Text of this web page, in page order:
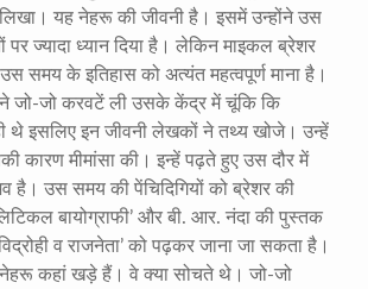
लिखा। यह नेहरू की जीवनी है। इसमें उन्होंने उस
ज्यादा ध्यान दिया है। लेकिन माइकल ब्रेशर
समय के इतिहास को अत्यंत महत्वपूर्ण माना है।
ने जो-जो करवटें ली उसके केंद्र में चूंकि कि
थे इसलिए इन जीवनी लेखकों ने तथ्य खोजे। उन्हें
कारण मीमांसा की। इन्हें पढ़ते हुए उस दौर में
है। उस समय की पेंचिदिगियों को ब्रेशर की
बायोग्राफी’ और बी. आर. नंदा की पुस्तक
व राजनेता’ को पढ़कर जाना जा सकता है।
कहां खड़े हैं। वे क्या सोचते थे। जो-जो